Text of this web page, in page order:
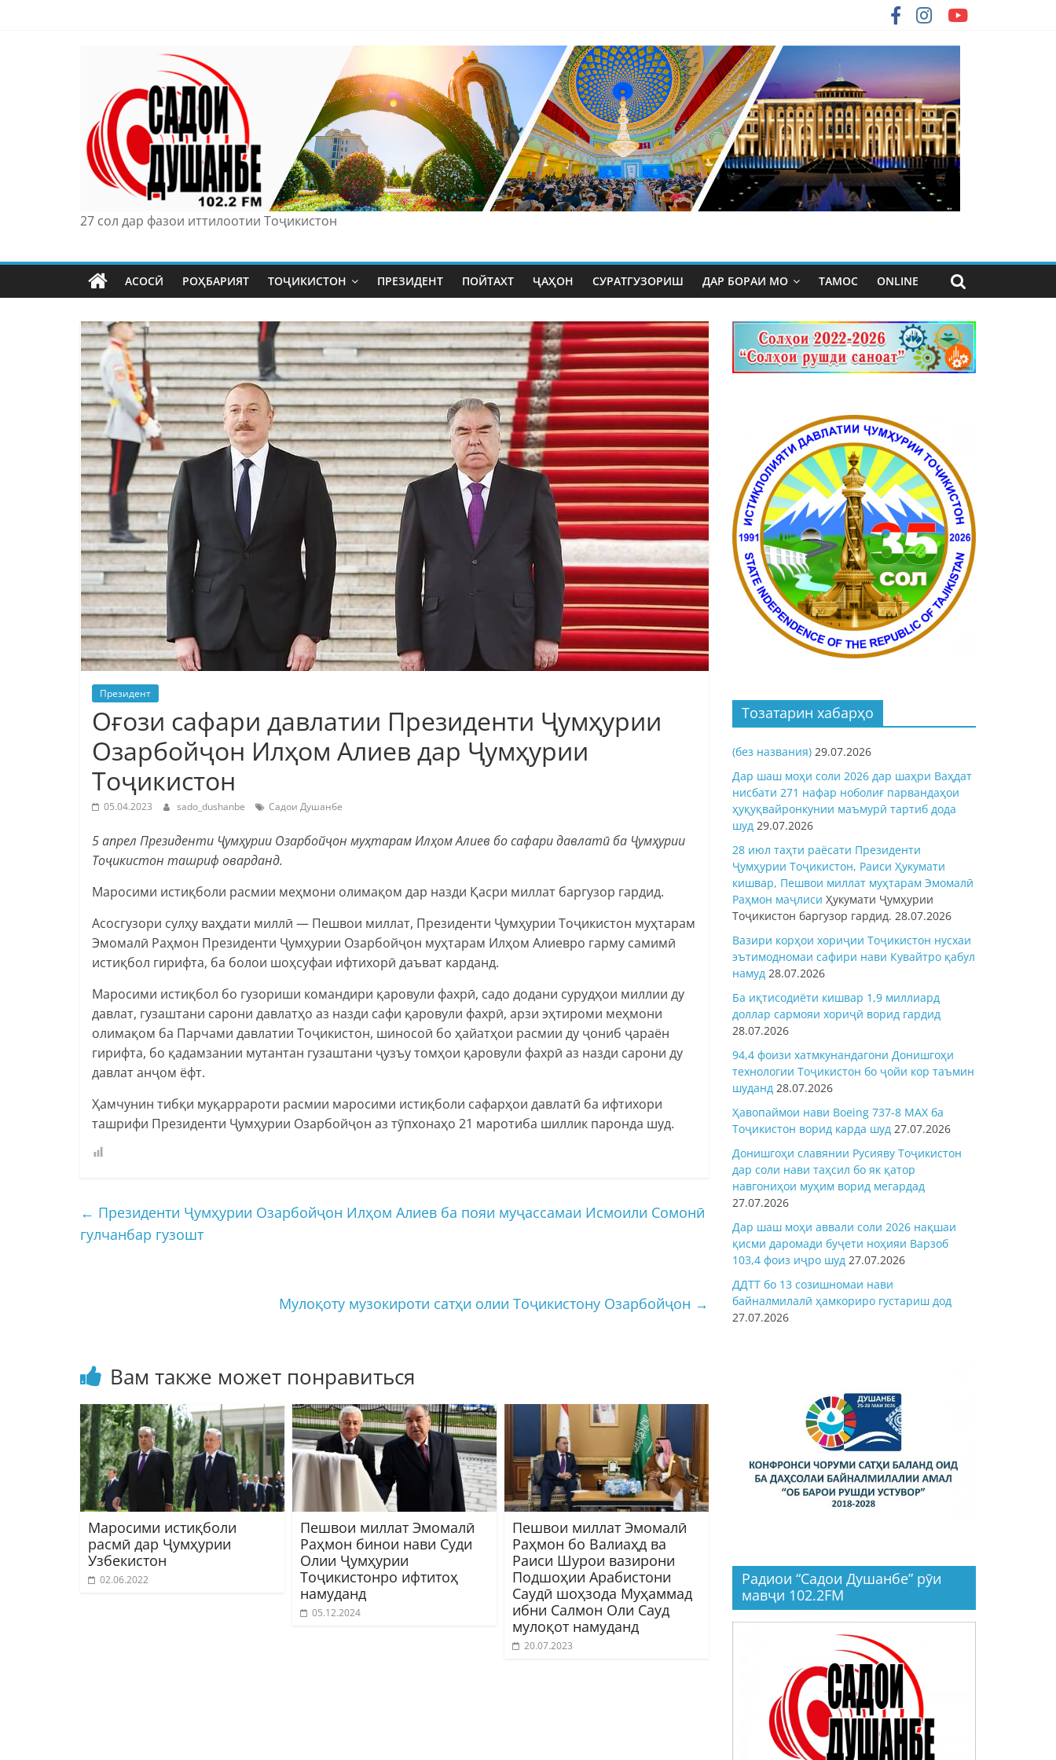
27 сол дар фазои иттилоотии Тоҷикистон
АСОСӢ РОҲБАРИЯТ ТОҶИКИСТОН ПРЕЗИДЕНТ ПОЙТАХТ ҶАҲОН СУРАТГУЗОРИШ ДАР БОРАИ МО ТАМОС ONLINE
Президент
Оғози сафари давлатии Президенти Ҷумҳурии
Озарбойҷон Илҳом Алиев дар Ҷумҳурии
Тоҷикистон
05.04.2023 sado_dushanbe Садои Душанбе
5 апрел Президенти Ҷумҳурии Озарбойҷон муҳтарам Илҳом Алиев бо сафари давлатӣ ба Ҷумҳурии
Тоҷикистон ташриф оварданд.
Маросими истиқболи расмии меҳмони олимақом дар назди Қасри миллат баргузор гардид.
Асосгузори сулҳу ваҳдати миллӣ — Пешвои миллат, Президенти Ҷумҳурии Тоҷикистон муҳтарам
Эмомалӣ Раҳмон Президенти Ҷумҳурии Озарбойҷон муҳтарам Илҳом Алиевро гарму самимӣ
истиқбол гирифта, ба болои шоҳсуфаи ифтихорӣ даъват карданд.
Маросими истиқбол бо гузориши командири қаровули фахрӣ, садо додани сурудҳои миллии ду
давлат, гузаштани сарони давлатҳо аз назди сафи қаровули фахрӣ, арзи эҳтироми меҳмони
олимақом ба Парчами давлатии Тоҷикистон, шиносоӣ бо ҳайатҳои расмии ду ҷониб ҷараён
гирифта, бо қадамзании мутантан гузаштани ҷузъу томҳои қаровули фахрӣ аз назди сарони ду
давлат анҷом ёфт.
Ҳамчунин тибқи муқаррароти расмии маросими истиқболи сафарҳои давлатӣ ба ифтихори
ташрифи Президенти Ҷумҳурии Озарбойҷон аз тӯпхонаҳо 21 маротиба шиллик паронда шуд.
← Президенти Ҷумҳурии Озарбойҷон Илҳом Алиев ба пояи муҷассамаи Исмоили Сомонӣ
гулчанбар гузошт
Мулоқоту музокироти сатҳи олии Тоҷикистону Озарбойҷон →
Вам также может понравиться
Маросими истиқболи
расмӣ дар Ҷумҳурии
Узбекистон
02.06.2022
Пешвои миллат Эмомалӣ
Раҳмон бинои нави Суди
Олии Ҷумҳурии
Тоҷикистонро ифтитоҳ
намуданд
05.12.2024
Пешвои миллат Эмомалӣ
Раҳмон бо Валиаҳд ва
Раиси Шурои вазирони
Подшоҳии Арабистони
Саудӣ шоҳзода Муҳаммад
ибни Салмон Оли Сауд
мулоқот намуданд
20.07.2023
Тозатарин хабарҳо
(без названия) 29.07.2026
Дар шаш моҳи соли 2026 дар шаҳри Ваҳдат
нисбати 271 нафар ноболиғ парвандаҳои
ҳуқуқвайронкунии маъмурӣ тартиб дода
шуд 29.07.2026
28 июл таҳти раёсати Президенти
Ҷумҳурии Тоҷикистон, Раиси Ҳукумати
кишвар, Пешвои миллат муҳтарам Эмомалӣ
Раҳмон маҷлиси Ҳукумати Ҷумҳурии
Тоҷикистон баргузор гардид. 28.07.2026
Вазири корҳои хориҷии Тоҷикистон нусхаи
эътимодномаи сафири нави Кувайтро қабул
намуд 28.07.2026
Ба иқтисодиёти кишвар 1,9 миллиард
доллар сармояи хориҷӣ ворид гардид
28.07.2026
94,4 фоизи хатмкунандагони Донишгоҳи
технологии Тоҷикистон бо ҷойи кор таъмин
шуданд 28.07.2026
Ҳавопаймои нави Boeing 737-8 MAX ба
Тоҷикистон ворид карда шуд 27.07.2026
Донишгоҳи славянии Русияву Тоҷикистон
дар соли нави таҳсил бо як қатор
навгониҳои муҳим ворид мегардад
27.07.2026
Дар шаш моҳи аввали соли 2026 нақшаи
қисми даромади буҷети ноҳияи Варзоб
103,4 фоиз иҷро шуд 27.07.2026
ДДТТ бо 13 созишномаи нави
байналмилалӣ ҳамкориро густариш дод
27.07.2026
Радиои “Садои Душанбе” рӯи
мавҷи 102.2FM